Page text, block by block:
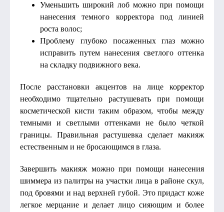
Уменьшить широкий лоб можно при помощи
нанесения темного корректора под линией
роста волос;
Проблему глубоко посаженных глаз можно
исправить путем нанесения светлого оттенка
на складку подвижного века.
После расстановки акцентов на лице корректор
необходимо тщательно растушевать при помощи
косметической кисти таким образом, чтобы между
темными и светлыми оттенками не было четкой
границы. Правильная растушевка сделает макияж
естественным и не бросающимся в глаза.
Завершить макияж можно при помощи нанесения
шиммера из палитры на участки лица в районе скул,
под бровями и над верхней губой. Это придаст коже
легкое мерцание и делает лицо сияющим и более